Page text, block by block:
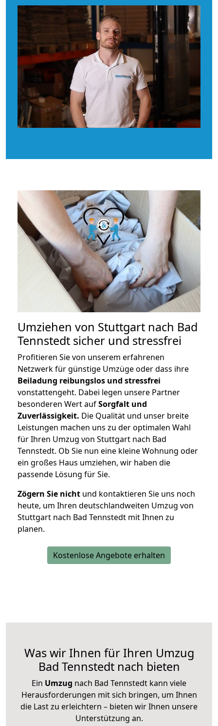
Umziehen von Stuttgart nach Bad
Tennstedt sicher und stressfrei
Profitieren Sie von unserem erfahrenen
Netzwerk für günstige Umzüge oder dass ihre
Beiladung reibungslos und stressfrei
vonstattengeht. Dabei legen unsere Partner
besonderen Wert aufSorgfalt und
Zuverlässigkeit. Die Qualität und unser breite
Leistungen machen uns zu der optimalen Wahl
für Ihren Umzug von Stuttgart nach Bad
Tennstedt. Ob Sie nun eine kleine Wohnung oder
ein großes Haus umziehen, wir haben die
passende Lösung für Sie.
Zögern Sie nicht und kontaktieren Sie uns noch
heute, um Ihren deutschlandweiten Umzug von
Stuttgart nach Bad Tennstedt mit Ihnen zu
planen.
Kostenlose Angebote erhalten
Was wir Ihnen für Ihren Umzug
Bad Tennstedt nach bieten
Ein Umzug nach Bad Tennstedt kann viele
Herausforderungen mit sich bringen, um Ihnen
die Last zu erleichtern – bieten wir Ihnen unsere
Unterstützung an.